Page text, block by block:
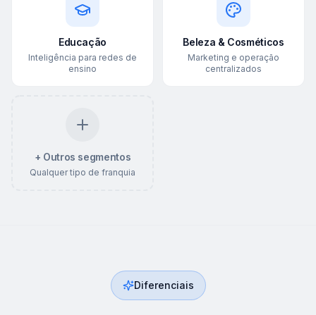
Educação
Inteligência para redes de
ensino
Beleza & Cosméticos
Marketing e operação
centralizados
+ Outros segmentos
Qualquer tipo de franquia
Diferenciais